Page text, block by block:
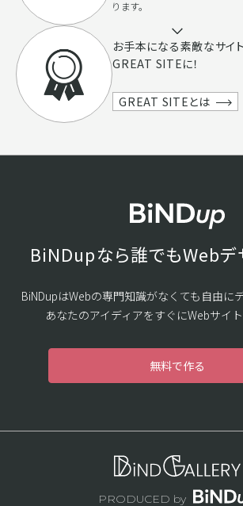
ります。
お手本になる素敵なサイ
GREAT SITEに！
GREAT SITEとは
BiNDupなら誰でもWebデ
BiNDupはWebの専門知識がなくても自由に
あなたのアイディアをすぐにWebサイ
無料で作る
PRODUCED by